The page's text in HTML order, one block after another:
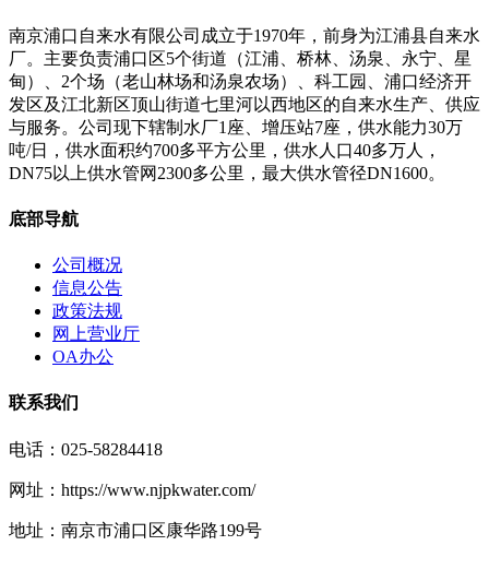
南京浦口自来水有限公司成立于1970年，前身为江浦县自来水
厂。主要负责浦口区5个街道（江浦、桥林、汤泉、永宁、星
甸）、2个场（老山林场和汤泉农场）、科工园、浦口经济开
发区及江北新区顶山街道七里河以西地区的自来水生产、供应
与服务。公司现下辖制水厂1座、增压站7座，供水能力30万
吨/日，供水面积约700多平方公里，供水人口40多万人，
DN75以上供水管网2300多公里，最大供水管径DN1600。
底部导航
公司概况
信息公告
政策法规
网上营业厅
OA办公
联系我们
电话：025-58284418
网址：https://www.njpkwater.com/
地址：南京市浦口区康华路199号